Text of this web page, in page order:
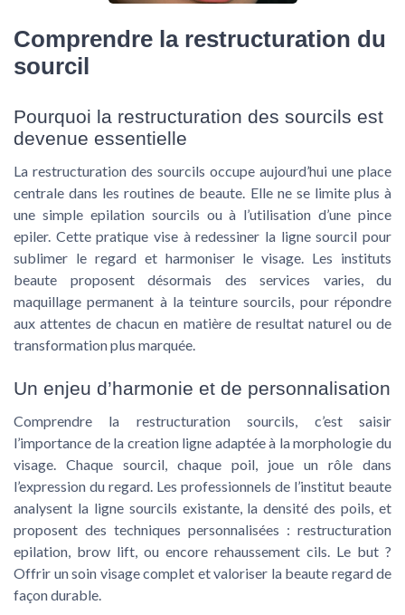
Comprendre la restructuration du
sourcil
Pourquoi la restructuration des sourcils est
devenue essentielle
La restructuration des sourcils occupe aujourd’hui une place
centrale dans les routines de beaute. Elle ne se limite plus à
une simple epilation sourcils ou à l’utilisation d’une pince
epiler. Cette pratique vise à redessiner la ligne sourcil pour
sublimer le regard et harmoniser le visage. Les instituts
beaute proposent désormais des services varies, du
maquillage permanent à la teinture sourcils, pour répondre
aux attentes de chacun en matière de resultat naturel ou de
transformation plus marquée.
Un enjeu d’harmonie et de personnalisation
Comprendre la restructuration sourcils, c’est saisir
l’importance de la creation ligne adaptée à la morphologie du
visage. Chaque sourcil, chaque poil, joue un rôle dans
l’expression du regard. Les professionnels de l’institut beaute
analysent la ligne sourcils existante, la densité des poils, et
proposent des techniques personnalisées : restructuration
epilation, brow lift, ou encore rehaussement cils. Le but ?
Offrir un soin visage complet et valoriser la beaute regard de
façon durable.